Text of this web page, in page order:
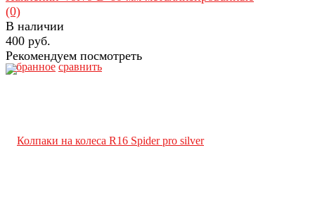
избранное сравнить
(0)
В наличии
400 руб.
Рекомендуем посмотреть